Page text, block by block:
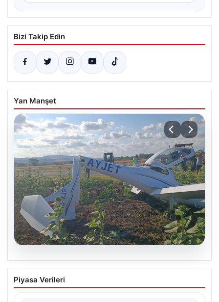
Bizi Takip Edin
Yan Manşet
Eğitim uçağı sert iniş yaptı. Öğrenci
pilot yaralandı
Piyasa Verileri